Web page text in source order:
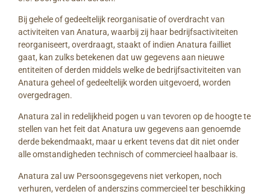
Bij gehele of gedeeltelijk reorganisatie of overdracht van
activiteiten van Anatura, waarbij zij haar bedrijfsactiviteiten
reorganiseert, overdraagt, staakt of indien Anatura failliet
gaat, kan zulks betekenen dat uw gegevens aan nieuwe
entiteiten of derden middels welke de bedrijfsactiviteiten van
Anatura geheel of gedeeltelijk worden uitgevoerd, worden
overgedragen.
Anatura zal in redelijkheid pogen u van tevoren op de hoogte te
stellen van het feit dat Anatura uw gegevens aan genoemde
derde bekendmaakt, maar u erkent tevens dat dit niet onder
alle omstandigheden technisch of commercieel haalbaar is.
Anatura zal uw Persoonsgegevens niet verkopen, noch
verhuren, verdelen of anderszins commercieel ter beschikking